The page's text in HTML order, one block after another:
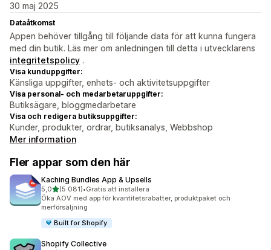
30 maj 2025
Dataåtkomst
Appen behöver tillgång till följande data för att kunna fungera
med din butik. Läs mer om anledningen till detta i utvecklarens
integritetspolicy .
Visa kunduppgifter:
Känsliga uppgifter, enhets- och aktivitetsuppgifter
Visa personal- och medarbetaruppgifter:
Butiksägare, bloggmedarbetare
Visa och redigera butiksuppgifter:
Kunder, produkter, ordrar, butiksanalys, Webbshop
Mer information
Fler appar som den här
Kaching Bundles App & Upsells
5,0av 5 stjärnor
(5 081)
5081 recensioner totalt
•Gratis att installera
Öka AOV med app för kvantitetsrabatter, produktpaket och
merförsäljning
Built for Shopify
Shopify Collective